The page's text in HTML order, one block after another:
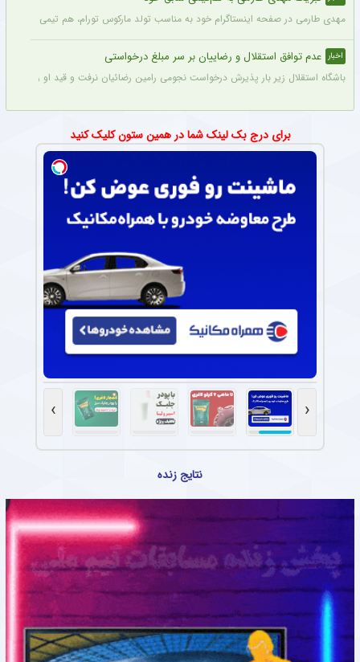
مهدی طارمی در صفحه اینستاگرام خود به مناسب تولد مارکوس تورام، هم تیمی سابق
اخبار عدم توافق استقلال و رضاییان بر سر مبلغ درخواستی
باشگاه استقلال زیر بار پذیرش درخواست نجومی رامین رضائیان نرفت و قید او را زد تا
برای درج بک لینک شما در همین ستون کلیک کنید
‹
›
نتایج زنده